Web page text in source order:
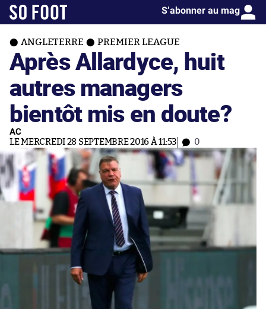
S’abonner au mag
ANGLETERRE PREMIER LEAGUE
Après Allardyce, huit
autres managers
bientôt mis en doute?
AC
LE MERCREDI 28 SEPTEMBRE 2016 À 11:53 0